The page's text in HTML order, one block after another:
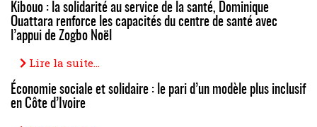
Kibouo : la solidarité au service de la santé, Dominique
Ouattara renforce les capacités du centre de santé avec
l’appui de Zogbo Noël
Lire la suite...
Économie sociale et solidaire : le pari d’un modèle plus inclusif
en Côte d’Ivoire